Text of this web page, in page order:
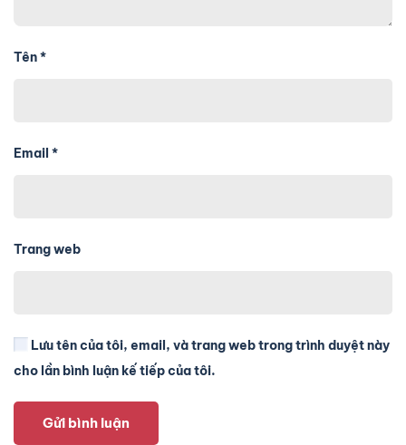
Tên*
Email *
Trang web
Lưu tên của tôi, email, và trang web trong trình duyệt này
cho lần bình luận kế tiếp của tôi.
Gửi bình luận